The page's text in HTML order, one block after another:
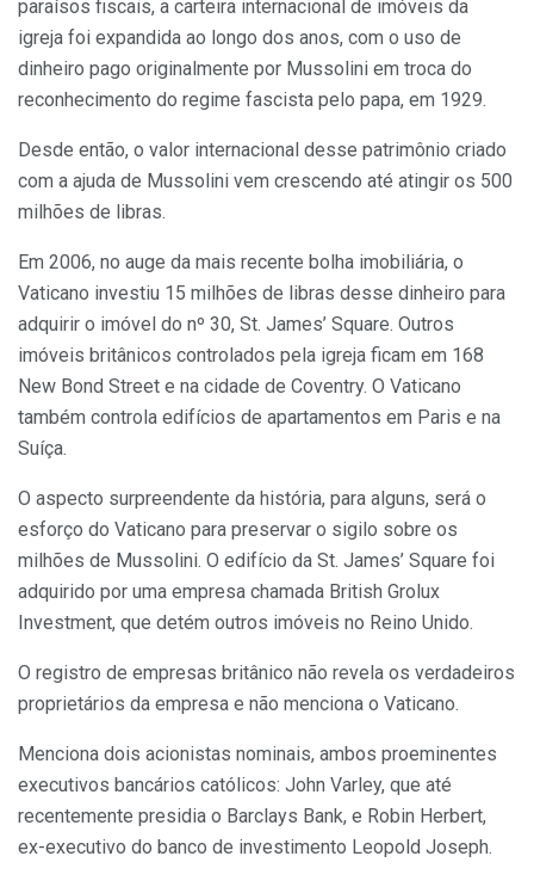
paraísos fiscais, a carteira internacional de imóveis da
igreja foi expandida ao longo dos anos, com o uso de
dinheiro pago originalmente por Mussolini em troca do
reconhecimento do regime fascista pelo papa, em 1929.
Desde então, o valor internacional desse patrimônio criado
com a ajuda de Mussolini vem crescendo até atingir os 500
milhões de libras.
Em 2006, no auge da mais recente bolha imobiliária, o
Vaticano investiu 15 milhões de libras desse dinheiro para
adquirir o imóvel do nº 30, St. James’ Square. Outros
imóveis britânicos controlados pela igreja ficam em 168
New Bond Street e na cidade de Coventry. O Vaticano
também controla edifícios de apartamentos em Paris e na
Suíça.
O aspecto surpreendente da história, para alguns, será o
esforço do Vaticano para preservar o sigilo sobre os
milhões de Mussolini. O edifício da St. James’ Square foi
adquirido por uma empresa chamada British Grolux
Investment, que detém outros imóveis no Reino Unido.
O registro de empresas britânico não revela os verdadeiros
proprietários da empresa e não menciona o Vaticano.
Menciona dois acionistas nominais, ambos proeminentes
executivos bancários católicos: John Varley, que até
recentemente presidia o Barclays Bank, e Robin Herbert,
ex-executivo do banco de investimento Leopold Joseph.